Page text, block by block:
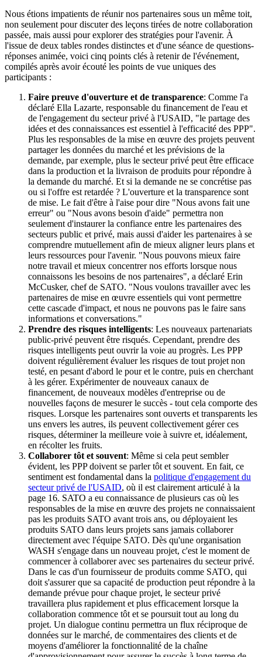
Nous étions impatients de réunir nos partenaires sous un même toit,
non seulement pour discuter des leçons tirées de notre collaboration
passée, mais aussi pour explorer des stratégies pour l'avenir. À
l'issue de deux tables rondes distinctes et d'une séance de questions-
réponses animée, voici cinq points clés à retenir de l'événement,
compilés après avoir écouté les points de vue uniques des
participants :
Faire preuve d'ouverture et de transparence: Comme l'a
déclaré Ella Lazarte, responsable du financement de l'eau et
de l'engagement du secteur privé à l'USAID, "le partage des
idées et des connaissances est essentiel à l'efficacité des PPP".
Plus les responsables de la mise en œuvre des projets peuvent
partager les données du marché et les prévisions de la
demande, par exemple, plus le secteur privé peut être efficace
dans la production et la livraison de produits pour répondre à
la demande du marché. Et si la demande ne se concrétise pas
ou si l'offre est retardée ? L'ouverture et la transparence sont
de mise. Le fait d'être à l'aise pour dire "Nous avons fait une
erreur" ou "Nous avons besoin d'aide" permettra non
seulement d'instaurer la confiance entre les partenaires des
secteurs public et privé, mais aussi d'aider les partenaires à se
comprendre mutuellement afin de mieux aligner leurs plans et
leurs ressources pour l'avenir. "Nous pouvons mieux faire
notre travail et mieux concentrer nos efforts lorsque nous
connaissons les besoins de nos partenaires", a déclaré Erin
McCusker, chef de SATO. "Nous voulons travailler avec les
partenaires de mise en œuvre essentiels qui vont permettre
cette cascade d'impact, et nous ne pouvons pas le faire sans
informations et conversations."
Prendre des risques intelligents: Les nouveaux partenariats
public-privé peuvent être risqués. Cependant, prendre des
risques intelligents peut ouvrir la voie au progrès. Les PPP
doivent régulièrement évaluer les risques de tout projet non
testé, en pesant d'abord le pour et le contre, puis en cherchant
à les gérer. Expérimenter de nouveaux canaux de
financement, de nouveaux modèles d'entreprise ou de
nouvelles façons de mesurer le succès - tout cela comporte des
risques. Lorsque les partenaires sont ouverts et transparents les
uns envers les autres, ils peuvent collectivement gérer ces
risques, déterminer la meilleure voie à suivre et, idéalement,
en récolter les fruits.
Collaborer tôt et souvent: Même si cela peut sembler
évident, les PPP doivent se parler tôt et souvent. En fait, ce
sentiment est fondamental dans la politique d'engagement du
secteur privé de l'USAID, où il est clairement articulé à la
page 16. SATO a eu connaissance de plusieurs cas où les
responsables de la mise en œuvre des projets ne connaissaient
pas les produits SATO avant trois ans, ou déployaient les
produits SATO dans leurs projets sans jamais collaborer
directement avec l'équipe SATO. Dès qu'une organisation
WASH s'engage dans un nouveau projet, c'est le moment de
commencer à collaborer avec ses partenaires du secteur privé.
Dans le cas d'un fournisseur de produits comme SATO, qui
doit s'assurer que sa capacité de production peut répondre à la
demande prévue pour chaque projet, le secteur privé
travaillera plus rapidement et plus efficacement lorsque la
collaboration commence tôt et se poursuit tout au long du
projet. Un dialogue continu permettra un flux réciproque de
données sur le marché, de commentaires des clients et de
moyens d'améliorer la fonctionnalité de la chaîne